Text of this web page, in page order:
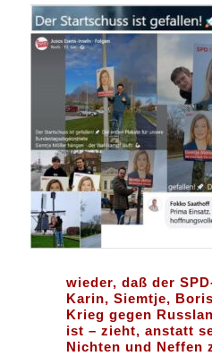
wieder, daß der
Karin, Siemtje,
Krieg gegen
ist – zieht, anstatt
Nichten und Neffen